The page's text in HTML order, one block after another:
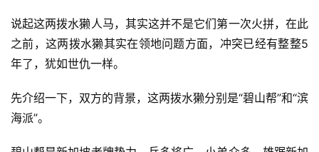
说起这两拨水獭人马，其实这并不是它们第一次火拼，在此
之前，这两拨水獭其实在领地问题方面，冲突已经有整整5
年了，犹如世仇一样。
先介绍一下，双方的背景，这两拨水獭分别是“碧山帮”和“滨
海派”。